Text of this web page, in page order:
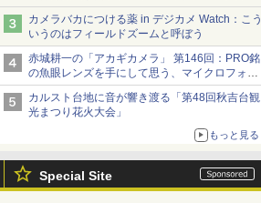
Watch
カメラバカにつける薬 in デジカメ Watch：こう
いうのはフィールドズームと呼ぼう
赤城耕一の「アカギカメラ」 第146回：PRO銘
の魚眼レンズを手にして思う、マイクロフォー
サーズへの期待と可能性
カルスト台地に音が響き渡る「第48回秋吉台観
光まつり花火大会」
もっと見る
Special Site